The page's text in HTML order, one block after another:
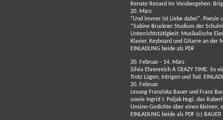
Renate Renard Im Vorübergehen.
20. März
"Und immer ist Liebe dabei". Poesie
*Sabine Bruckner Studium der
Unterrichtstätigkeit: Musikalische
Klavier, Keyboard und Gitarre an der
EINLADUNG beide als PDF
20. Februar - 14. März
Silvia Ehrenreich A CRAZY TIME. So
Trotz Lügen, Intrigen und Tod.
20. Februar
Lesung Franziska Bauer und Franz
sowie Ingrid J. Poljak Hugi, das
Unsinn-Gedichte über einen kleinen,
EINLADUNG beide als PDF (c) BAUER